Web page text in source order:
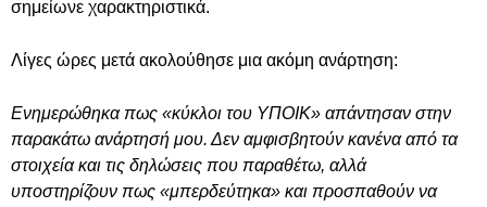
σημείωνε χαρακτηριστικά.
Λίγες ώρες μετά ακολούθησε μια ακόμη ανάρτηση:
Ενημερώθηκα πως «κύκλοι του ΥΠΟΙΚ» απάντησαν στην
παρακάτω ανάρτησή μου. Δεν αμφισβητούν κανένα από τα
στοιχεία και τις δηλώσεις που παραθέτω, αλλά
υποστηρίζουν πως «μπερδεύτηκα» και προσπαθούν να